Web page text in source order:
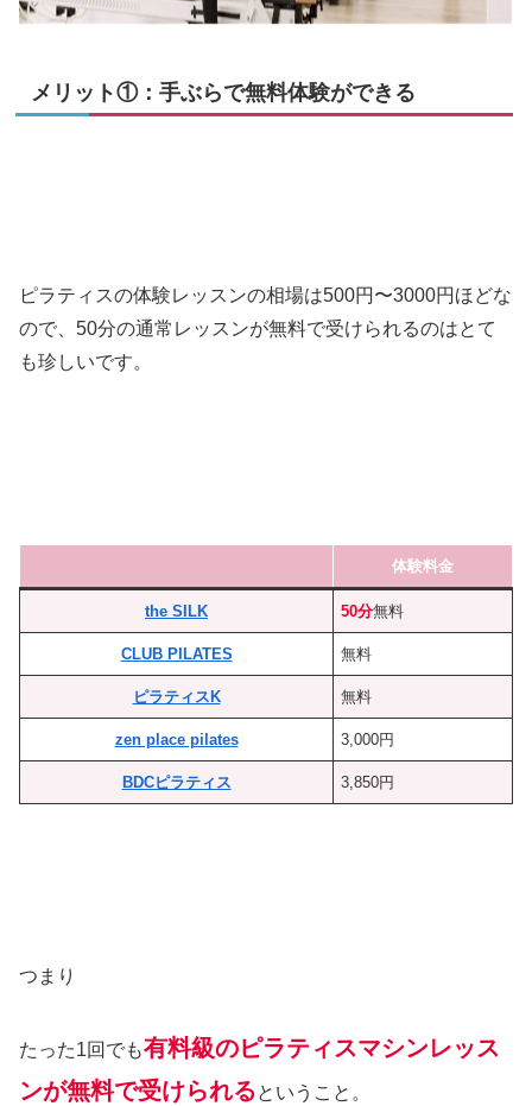
メリット①：手ぶらで無料体験ができる
ピラティスの体験レッスンの相場は500円〜3000円ほどな
ので、50分の通常レッスンが無料で受けられるのはとて
も珍しいです。
体験料金
the SILK 50分無料
CLUB PILATES 無料
ピラティスK 無料
zen place pilates 3,000円
BDCピラティス 3,850円
つまり
たった1回でも有料級のピラティスマシンレッス
ンが無料で受けられるということ。